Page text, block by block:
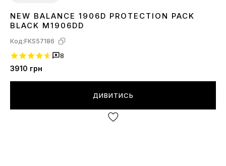
3637 3839404142 4344 45
NEW BALANCE 1906D PROTECTION PACK
BLACK M1906DD
Код:FKS57186
8
3910 грн
ДИВИТИСЬ